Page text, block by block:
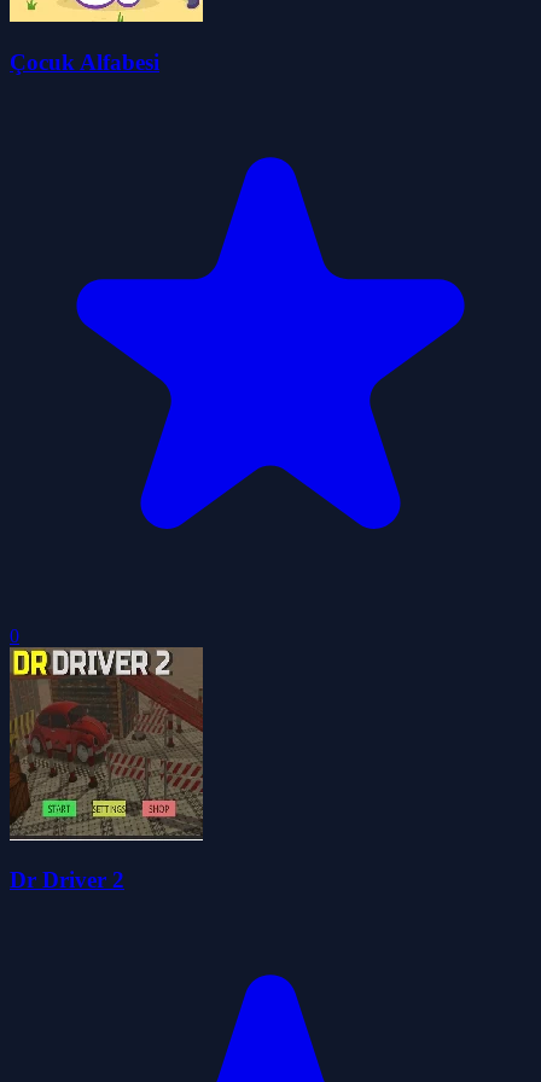
Çocuk Alfabesi
0
Dr Driver 2